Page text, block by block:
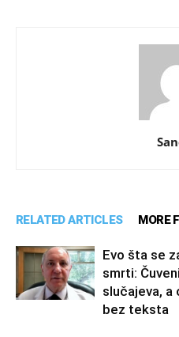
RELATED ARTICLES MORE
Evo šta se
smrti:
slučajeva,
bez teksta